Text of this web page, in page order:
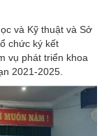
và Kỹ thuật và Sở
chức ký kết
vụ phát triển khoa
2021-2025.